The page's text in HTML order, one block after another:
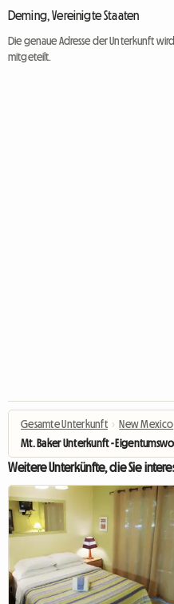
Deming, Vereinigte Staaten
Die genaue Adresse der Unterkunft
mitgeteilt.
Gesamte Unterkunft › New Mexico
Mt. Baker Unterkunft -
Weitere Unterkünfte, die Sie